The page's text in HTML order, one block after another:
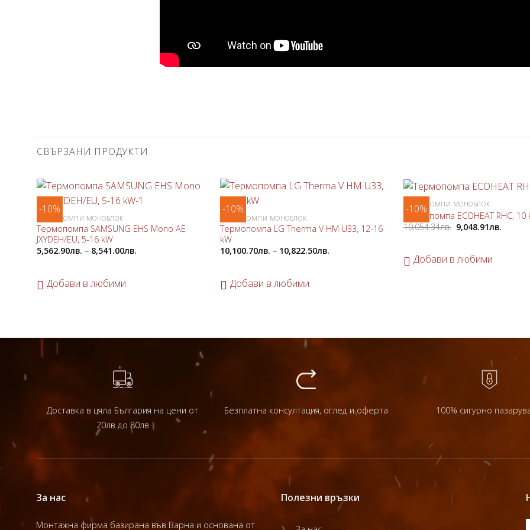
СВЪРЗАНИ ПРОДУКТИ
-10%
любими
ТЕРМОПОМПИ МОНОБЛОК
Термопомпа SAMSUNG EHS Mono AE
JXYDEH/EU, 5-16 kW
5,562.90лв. – 8,541.00лв.
Добави в любими
-10%
любими
ТЕРМОПОМПИ МОНОБЛОК
Термопомпа LG Therma V HM U33, 12-16
kW
10,100.70лв. – 10,822.50лв.
Добави в любими
-10%
ТЕРМОПОМПИ МОНОБЛОК
Термопомпа ECOHEAT RHC, 10
10,054.34лв. 9,048.91лв.
Добави в любими
Доставка в цяла България на цени от
20лв до 80лв
Безплатна консултация, оглед и оферта 100% сигурно
За нас
Монтажна фирма базирана във Варна и основана от
Полезни връзки